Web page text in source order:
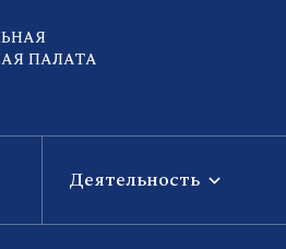
ПАЛАТА
Деятельность